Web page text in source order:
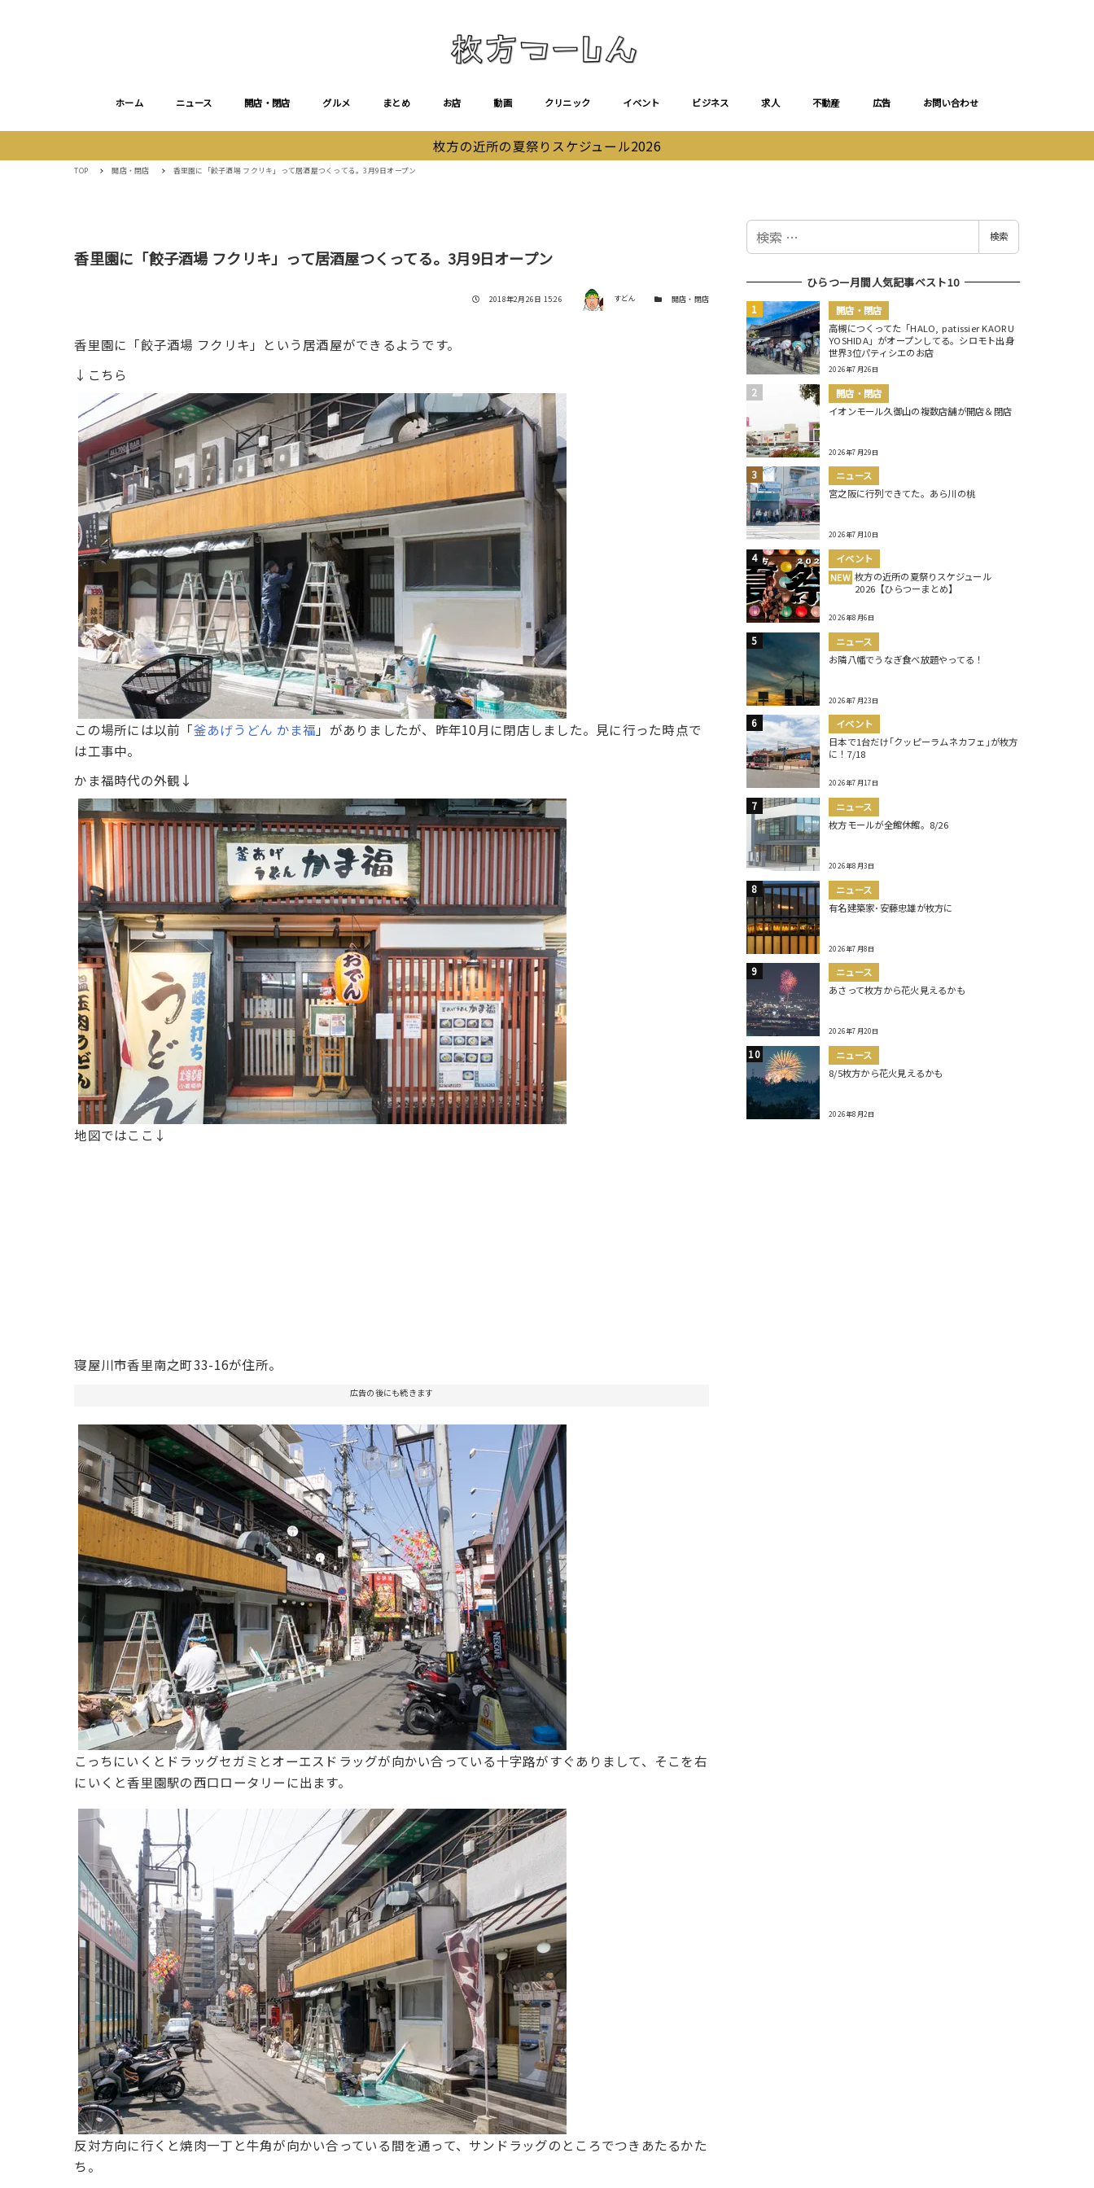
ホーム ニュース 開店・閉店 グルメ まとめ お店 動画 クリニック イベント ビジネス 求人 不動産 広告 お問い合わせ
枚方の近所の夏祭りスケジュール2026
TOP 開店・閉店 香里園に「餃子酒場 フクリキ」って居酒屋つくってる。3月9日オープン
香里園に「餃子酒場 フクリキ」って居酒屋つくってる。3月9日オープン
投稿日
2018年2月26日 15:26 著者 すどん カテゴリー開店・閉店
香里園に「餃子酒場 フクリキ」という居酒屋ができるようです。
↓こちら
この場所には以前「釜あげうどん かま福 」がありましたが、昨年10月に閉店しました。見に行った時点で
は工事中。
かま福時代の外観↓
地図ではここ↓
寝屋川市香里南之町33-16が住所。
広告の後にも続きます
こっちにいくとドラッグセガミとオーエスドラッグが向かい合っている十字路がすぐありまして、そこを右
にいくと香里園駅の西口ロータリーに出ます。
反対方向に行くと焼肉一丁と牛角が向かい合っている間を通って、サンドラッグのところでつきあたるかた
ち。
検
検索
ひらつー月間人気記事ベスト10
開店・閉店
高槻につくってた「HALO, patissier KAORU
YOSHIDA」がオープンしてる。シロモト出身
世界3位パティシエのお店
2026年7月26日
開店・閉店
イオンモール久御山の複数店舗が開店＆閉店
2026年7月29日
ニュース
宮之阪に行列できてた。あら川の桃
2026年7月10日
イベント
NEW 枚方の近所の夏祭りスケジュール
2026【ひらつーまとめ】
2026年8月6日
ニュース
お隣八幡でうなぎ食べ放題やってる！
2026年7月23日
イベント
日本で1台だけ｢クッピーラムネカフェ｣が枚方
に！7/18
2026年7月17日
ニュース
枚方モールが全館休館。8/26
2026年8月3日
ニュース
有名建築家･安藤忠雄が枚方に
2026年7月8日
ニュース
あさって枚方から花火見えるかも
2026年7月20日
ニュース
8/5枚方から花火見えるかも
2026年8月2日